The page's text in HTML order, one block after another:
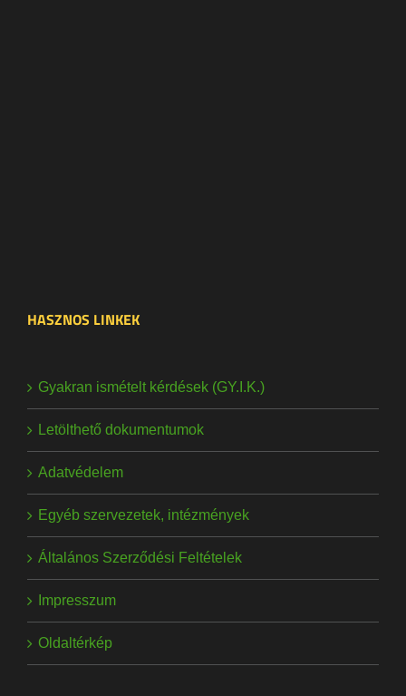
HASZNOS LINKEK
Gyakran ismételt kérdések (GY.I.K.)
Letölthető dokumentumok
Adatvédelem
Egyéb szervezetek, intézmények
Általános Szerződési Feltételek
Impresszum
Oldaltérkép